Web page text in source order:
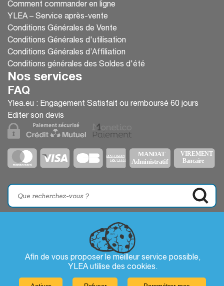
Afin de vous proposer le meilleur service possible,
YLEA utilise des cookies.
Comment commander en ligne
YLEA – Service après-vente
Conditions Générales de Vente
Conditions Générales d'utilisation
Conditions Générales d’Affiliation
Conditions générales des Soldes d'été
Nos services
FAQ
Ylea.eu : Engagement Satisfait ou remboursé 60 jours
Editer son devis